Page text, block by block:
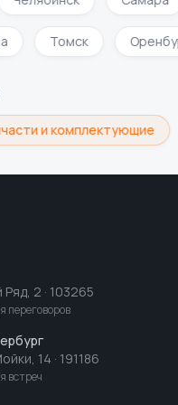
Томск
и комплектующие
Ряд, 2 · 103265
переговоров
14 · 191186
встреч